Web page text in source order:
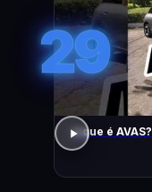
29
o que é AVAS?